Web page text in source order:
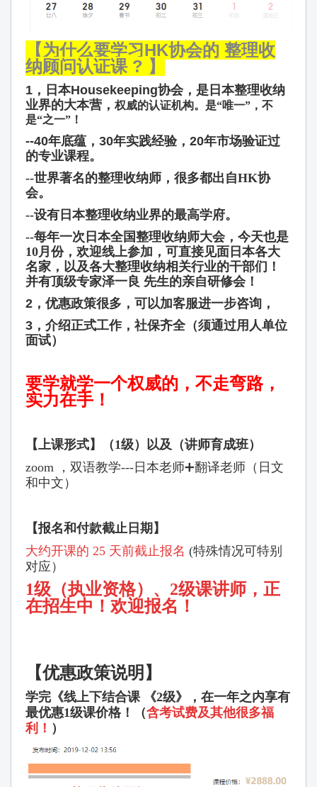
【为什么要学习HK协会的 整理收
纳顾问认证课 ? 】
1，日本Housekeeping协会，是日本整理收纳
业界的大本营， 权威的认证机构。是“唯一”，不
是“之一”！
--40年底蕴，30年实践经验，20年市场验证过
的专业课程。
--世界著名的整理收纳师，很多都出自HK协
会。
--设有日本整理收纳业界的最高学府。
--每年一次日本全国整理收纳师大会，今天也是
10月份，欢迎线上参加， 可直接见面日本各大
名家，以及各大整理收纳相关行业的干部们！
并有顶级专家泽一良 先生的亲自研修会！
2， 优惠政策很多 ，可以加客服进一步咨询，
3， 介绍正式工作，社保齐全（须通过用人单位
面试）
要学就学一个权威的，不走弯路，
实力在手！
【上课形式】（1级）以及（讲师育成班）
zoom
，双语教学--- 日本老师➕翻译老师（日文
和中文）
【报名和付款截止日期】
大约开课的 25 天前截止报名 (特殊情况可特别
对应）
1级 （执业资格）、2级课讲师，正
在招生中！欢迎报名！
【优惠政策说明 】
学完《线上下结合课 《2级》，在一年之内享有
最优惠1级课价格！
（含考试费及其他很多福
利！ ）